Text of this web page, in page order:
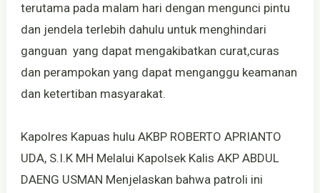
terutama pada malam hari dengan mengunci pintu
dan jendela terlebih dahulu untuk menghindari
ganguan yang dapat mengakibatkan curat,curas
dan perampokan yang dapat menganggu keamanan
dan ketertiban masyarakat.
Kapolres Kapuas hulu AKBP ROBERTO APRIANTO
UDA, S.I.K MH Melalui Kapolsek Kalis AKP ABDUL
DAENG USMAN Menjelaskan bahwa patroli ini